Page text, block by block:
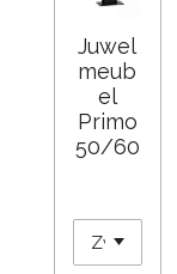
Juwel
meub
el
Primo
50/60